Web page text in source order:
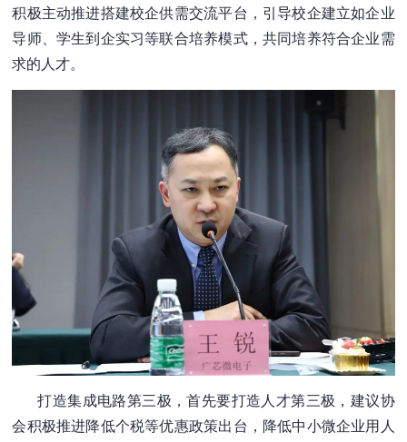
积极主动推进搭建校企供需交流平台，引导校企建立如企业
导师、学生到企实习等联合培养模式，共同培养符合企业需
求的人才。
打造集成电路第三极，首先要打造人才第三极，建议协
会积极推进降低个税等优惠政策出台，降低中小微企业用人